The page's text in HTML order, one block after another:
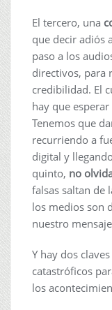
El tercero, una
que decir adiós
paso a los
directivos, para
credibilidad. El
hay que
Tenemos que
recurriendo a
digital y
quinto, no
falsas saltan de
los medios son
nuestro
Y hay dos
catastróficos
los